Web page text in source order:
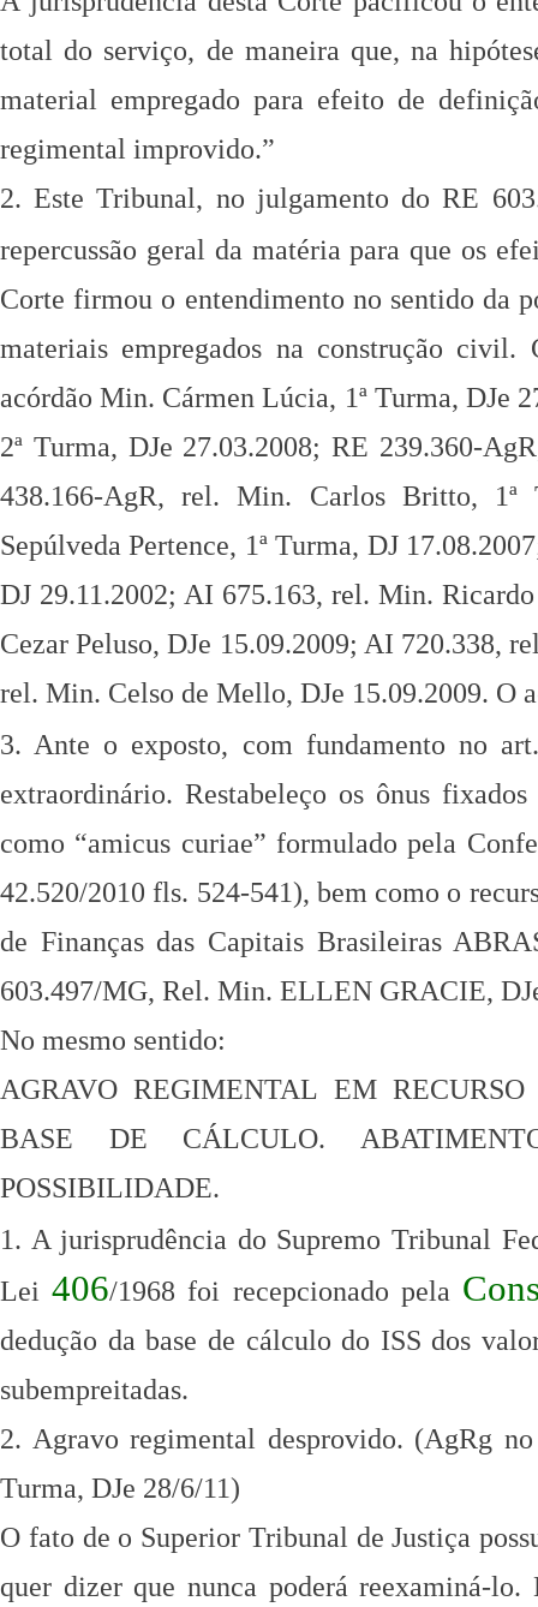
total do serviço, de maneira que, na
material empregado para efeito de
regimental improvido.”
2. Este Tribunal, no julgamento do RE
repercussão geral da matéria para que os
Corte firmou o entendimento no sentido da
materiais empregados na construção
acórdão Min. Cármen Lúcia, 1ª Turma, DJe
2ª Turma, DJe 27.03.2008; RE 239.360-
438.166-AgR, rel. Min. Carlos Britto,
Sepúlveda Pertence, 1ª Turma, DJ
DJ 29.11.2002; AI 675.163, rel. Min.
CezarPeluso, DJe 15.09.2009; AI 720.338,
rel. Min. Celso de Mello, DJe 15.09.2009. O
3. Ante o exposto, com fundamento no
extraordinário. Restabeleço os ônus
como “amicus curiae” formulado pela
42.520/2010fls. 524-541), bem como o
de Finanças das Capitais Brasileiras
603.497/MG, Rel. Min. ELLEN GRACIE,
No mesmo sentido:
AGRAVO REGIMENTAL EM
BASE DE CÁLCULO.
POSSIBILIDADE.
1. A jurisprudência do Supremo Tribunal
Lei406/1968 foi recepcionado pela
dedução da base de cálculo do ISS dos
subempreitadas.
2. Agravo regimental desprovido. (AgRg
Turma, DJe 28/6/11)
O fato de o Superior Tribunal de Justiça
quer dizer que nunca poderá reexaminá-